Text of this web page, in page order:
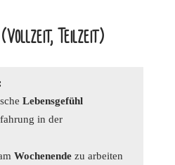
(Vollzeit, Teilzeit)
Lebensgefühl
in der
Wochenende zu arbeiten